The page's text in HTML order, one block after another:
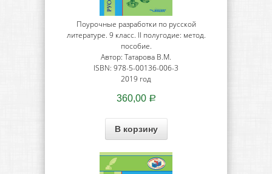
Поурочные разработки по русской
литературе. 9 класс. II полугодие: метод.
пособие.
Автор: Татарова В.М.
ISBN: 978-5-00136-006-3
2019 год
360,00 Р
В корзину